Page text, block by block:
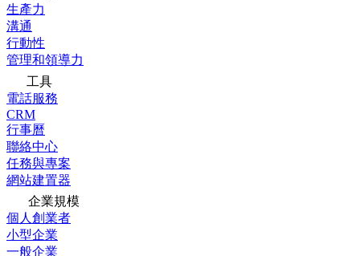
生產力
溝通
行動性
管理和領導力
工具
電話服務
CRM
行事曆
聯絡中心
任務與專案
網站建置器
企業規模
個人創業者
小型企業
一般企業